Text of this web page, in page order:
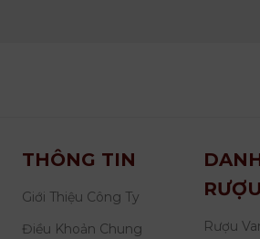
THÔNG TIN
Giới Thiệu Công Ty
Điều Khoản Chung
RƯỢU
Rượu